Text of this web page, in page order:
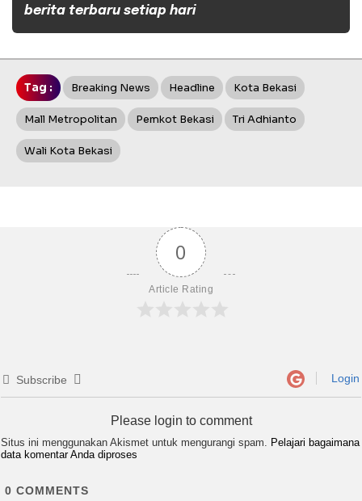
berita terbaru setiap hari
Tag : Breaking News Headline Kota Bekasi
Mall Metropolitan Pemkot Bekasi Tri Adhianto
Wali Kota Bekasi
0
Article Rating
Subscribe Login
Please login to comment
Situs ini menggunakan Akismet untuk mengurangi spam. Pelajari bagaimana
data komentar Anda diproses
0 COMMENTS